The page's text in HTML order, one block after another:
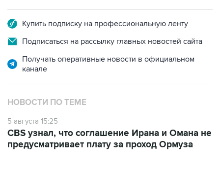
Купить подписку на профессиональную ленту
Подписаться на рассылку главных новостей сайта
Получать оперативные новости в официальном
канале
НОВОСТИ ПО ТЕМЕ
5 августа 15:25
CBS узнал, что соглашение Ирана и Омана не
предусматривает плату за проход Ормуза